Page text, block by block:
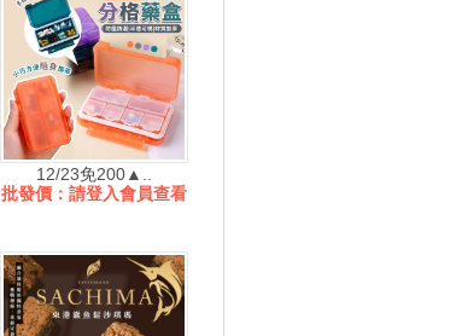
12/23免200▲..
批發價：請登入會員查看